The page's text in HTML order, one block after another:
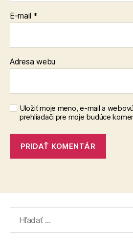
E-mail *
Adresa webu
Uložiť moje meno, e-mail a
prehliadači pre moje budúce